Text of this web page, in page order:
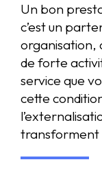
Un bon
c’est un
organisation,
de forte
service que
cette
transforment